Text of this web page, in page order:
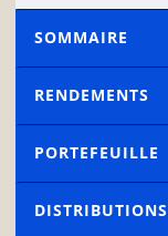
SOMMAIRE
RENDEMENTS
PORTEFEUILLE
DISTRIBUTIONS